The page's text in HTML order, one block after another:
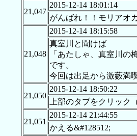
21,047
2015-12-14 18:01:14
がんばれ！！モリアオ
21,048
2015-12-14 18:15:58
真室川と聞けば
「あたしゃ、真室川
です。
今回は出足から激藪満
21,050
2015-12-14 18:50:22
上部のタブをクリック
21,051
2015-12-14 21:44:55
かえる&#128512;